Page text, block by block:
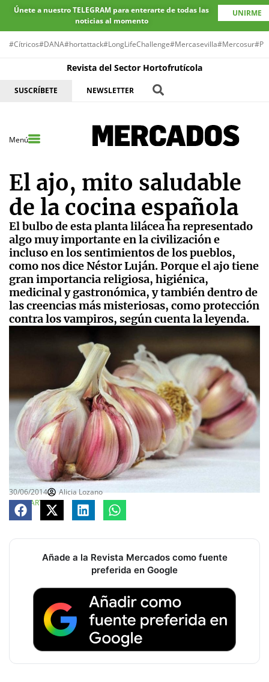
Únete a nuestro TELEGRAM para enterarte de todas las
noticias al momento
UNIRME
#Cítricos#DANA#hortattack#LongLifeChallenge#Mercasevilla#Mercosur
Revista del Sector Hortofrutícola
SUSCRÍBETE NEWSLETTER
Menú
El ajo, mito saludable
de la cocina española
El bulbo de esta planta lilácea ha representado
algo muy importante en la civilización e
incluso en los sentimientos de los pueblos,
como nos dice Néstor Luján. Porque el ajo tiene
gran importancia religiosa, higiénica,
medicinal y gastronómica, y también dentro de
las creencias más misteriosas, como protección
contra los vampiros, según cuenta la leyenda.
30/06/2014
Alicia Lozano
COMPARTE
Añade a la Revista Mercados como fuente
preferida en Google